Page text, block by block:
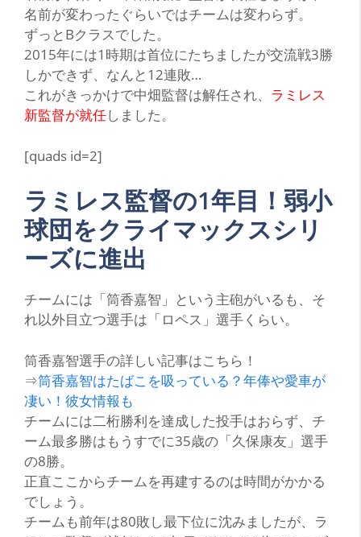
名前が変わったぐらいではチームは変わらず。
ずっとBクラスでした。
2015年には1時期は首位にたちましたが交流戦3勝
しかできず、なんと 12連敗…
これがきっかけで中畑監督は解任され、 ラミレス
新監督が就任しました。
[quads id=2]
ラミレス監督の1年目！弱小
球団をクライマックスシリ
ーズに進出
チームには 「筒香嘉智」 という主砲がいるも、そ
れ以外目立つ選手は 「ロペス」 選手くらい。
筒香嘉智選手の詳しい記事はこちら！
⇒筒香嘉智はたばこを吸っている？年俸や愛車が
凄い！彼女情報も
チームには二桁勝利を達成した投手はおらず、チ
ーム最多勝はもうすでに35歳の 「久保康友」 選手
の8勝。
正直ここからチームを再建するのは時間がかかる
でしょう。
チームも前年は80敗し最下位に沈みましたが、ラ